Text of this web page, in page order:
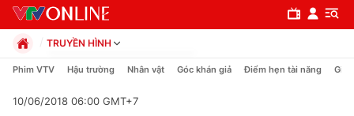
TRUYỀN HÌNH
Chính trị
Pháp luật
Phim VTV Hậu trường Nhân vật Góc khán giả Điểm hẹn tài năng Giải
10/06/2018 06:00 GMT+7